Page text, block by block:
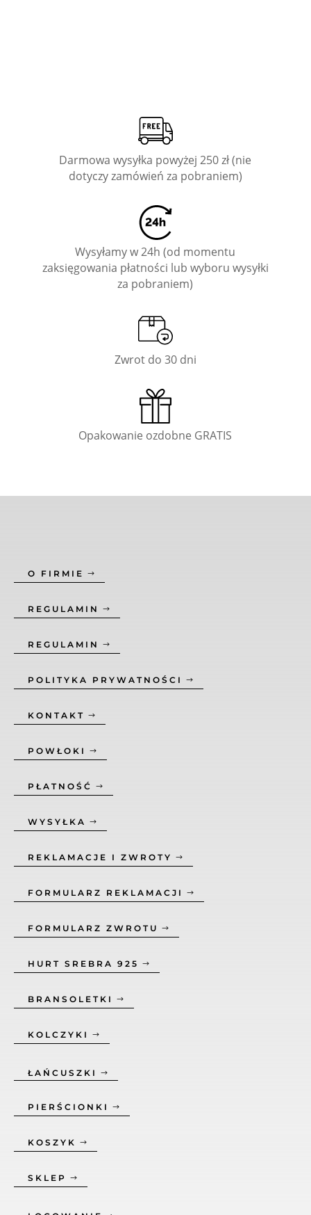
Darmowa wysyłka powyżej 250 zł (nie
dotyczy zamówień za pobraniem)
Wysyłamy w 24h (od momentu
zaksięgowania płatności lub wyboru wysyłki
za pobraniem)
Zwrot do 30 dni
Opakowanie ozdobne GRATIS
O FIRMIE
REGULAMIN
REGULAMIN
POLITYKA PRYWATNOŚCI
KONTAKT
POWŁOKI
PŁATNOŚĆ
WYSYŁKA
REKLAMACJE I ZWROTY
FORMULARZ REKLAMACJI
FORMULARZ ZWROTU
HURT SREBRA 925
BRANSOLETKI
KOLCZYKI
ŁAŃCUSZKI
PIERŚCIONKI
KOSZYK
SKLEP